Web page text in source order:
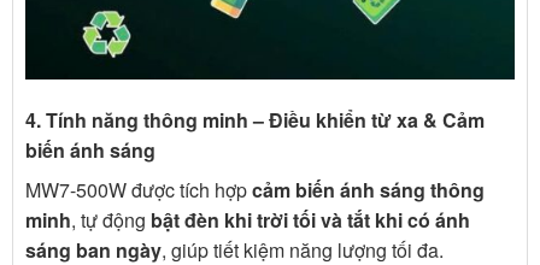
4. Tính năng thông minh – Điều khiển từ xa & Cảm
biến ánh sáng
MW7-500W được tích hợpcảm biến ánh sáng thông
minh, tự động bật đèn khi trời tối và tắt khi có ánh
sáng ban ngày, giúp tiết kiệm năng lượng tối đa.